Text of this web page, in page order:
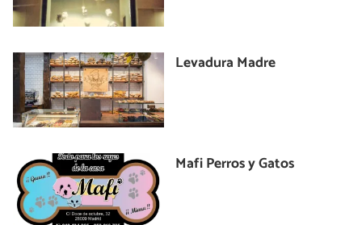
Levadura Madre
Mafi Perros y Gatos